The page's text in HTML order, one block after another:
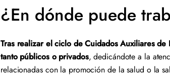
¿En dónde puede
Tras realizar el ciclo de Cuidados Auxiliares
tanto públicos o privados, dedicándote a la
relacionadas con la promoción de la salud o la